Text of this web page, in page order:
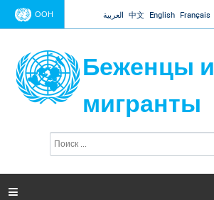
Jump to navigation
ООН العربية 中文 English Français
Беженцы и
мигранты
и
